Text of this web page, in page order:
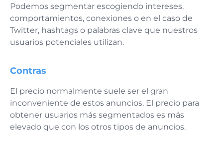
Podemos segmentar escogiendo intereses,
comportamientos, conexiones o en el caso de
Twitter, hashtags o palabras clave que nuestros
usuarios potenciales utilizan.
Contras
El precio normalmente suele ser el gran
inconveniente de estos anuncios. El precio para
obtener usuarios más segmentados es más
elevado que con los otros tipos de anuncios.